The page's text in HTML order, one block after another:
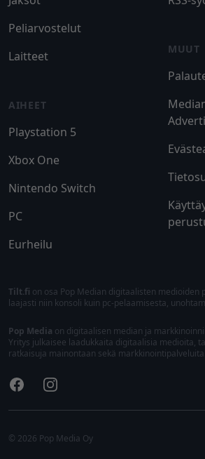
Peliarvostelut
Laitteet
AIHEET
Playstation 5
Xbox One
Nintendo Switch
PC
Eurheilu
MUUT
Tilt.fi on osa Pop Median digitaalisten medioiden
laajasti niin konsoli kuin pc-pelaamisesta,
Pop Media on digitaalisen median ja
Yritys julkaisee laadukkaita digitaalisia medioita,
ratkaisuja mainontaan sekä markkinointipalveluita.
FacebookInstagram
© 2026 Pop Media Oy